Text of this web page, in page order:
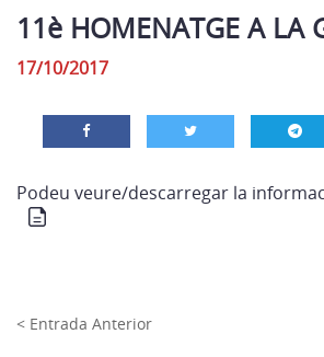
11è HOMENATGE A LA
17/10/2017
Podeu veure/descarregar la
< Entrada Anterior